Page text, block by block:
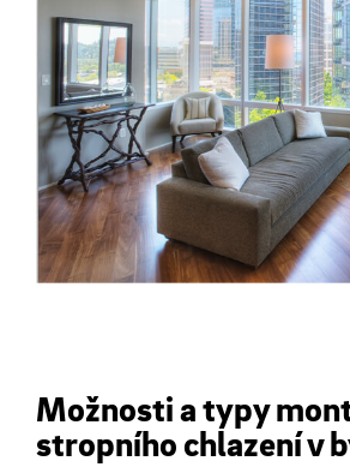
Možnosti a typy
stropního chlazení v